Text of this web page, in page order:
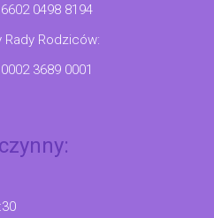
0498 8194
Rady Rodziców:
3689 0001